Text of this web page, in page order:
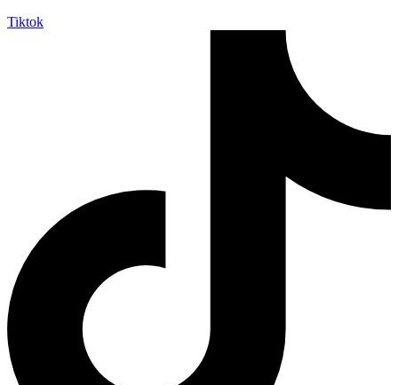
Tiktok